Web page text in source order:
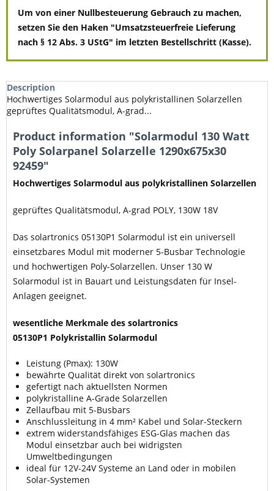
Um von einer Nullbesteuerung Gebrauch zu machen,
setzen Sie den Haken "Umsatzsteuerfreie Lieferung
nach § 12 Abs. 3 UStG" im letzten Bestellschritt (Kasse).
Description
Hochwertiges Solarmodul aus polykristallinen Solarzellen
geprüftes Qualitätsmodul, A-grad...
Product information "Solarmodul 130 Watt
Poly Solarpanel Solarzelle 1290x675x30
92459"
Hochwertiges Solarmodul aus polykristallinen Solarzellen
geprüftes Qualitätsmodul, A-grad POLY, 130W 18V
Das solartronics 05130P1 Solarmodul ist ein universell
einsetzbares Modul mit moderner 5-Busbar Technologie
und hochwertigen Poly-Solarzellen. Unser 130 W
Solarmodul ist in Bauart und Leistungsdaten für Insel-
Anlagen geeignet.
wesentliche Merkmale des solartronics
05130P1 Polykristallin Solarmodul
Leistung (Pmax): 130W
bewährte Qualität direkt von solartronics
gefertigt nach aktuellsten Normen
polykristalline A-Grade Solarzellen
Zellaufbau mit 5-Busbars
Anschlussleitung in 4 mm² Kabel und Solar-Steckern
extrem widerstandsfähiges ESG-Glas machen das
Modul einsetzbar auch bei widrigsten
Umweltbedingungen
ideal für 12V-24V Systeme an Land oder in mobilen
Solar-Systemen